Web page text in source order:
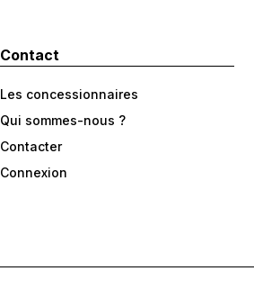
Contact
Les concessionnaires
Qui sommes-nous ?
Contacter
Connexion